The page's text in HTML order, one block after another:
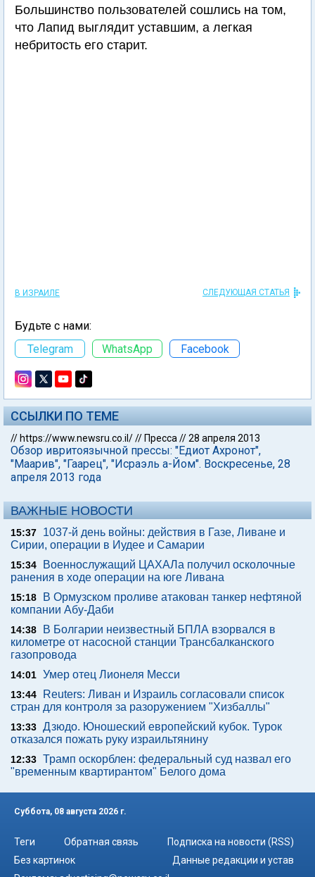
Большинство пользователей сошлись на том,
что Лапид выглядит уставшим, а легкая
небритость его старит.
В ИЗРАИЛЕ СЛЕДУЮЩАЯ СТАТЬЯ
Будьте с нами:
Telegram
WhatsApp Facebook
ССЫЛКИ ПО ТЕМЕ
// https://www.newsru.co.il/// Пресса //28 апреля 2013
Обзор ивритоязычной прессы: "Едиот Ахронот",
"Маарив", "Гаарец", "Исраэль а-Йом". Воскресенье, 28
апреля 2013 года
ВАЖНЫЕ НОВОСТИ
15:37
1037-й день войны: действия в Газе, Ливане и
Сирии, операции в Иудее и Самарии
15:34
Военнослужащий ЦАХАЛа получил осколочные
ранения в ходе операции на юге Ливана
15:18
В Ормузском проливе атакован танкер нефтяной
компании Абу-Даби
14:38
В Болгарии неизвестный БПЛА взорвался в
километре от насосной станции Трансбалканского
газопровода
14:01 Умер отец Лионеля Месси
13:44
Reuters: Ливан и Израиль согласовали список
стран для контроля за разоружением "Хизбаллы"
13:33 Дзюдо. Юношеский европейский кубок. Турок
отказался пожать руку израильтянину
12:33 Трамп оскорблен: федеральный суд назвал его
"временным квартирантом" Белого дома
Суббота, 08 августа 2026 г.
Теги Обратная связь
Подписка на новости (RSS)
Без картинок
Данные редакции и устав